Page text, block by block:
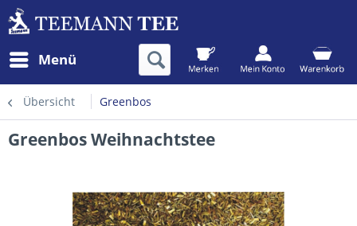
Menü
Übersicht Greenbos
Greenbos Weihnachtstee